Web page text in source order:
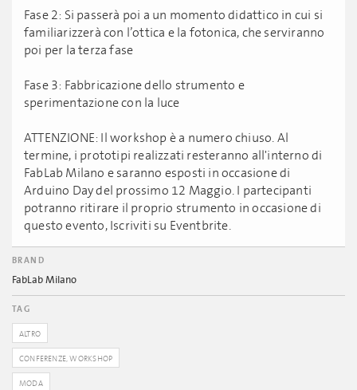
Fase 2: Si passerà poi a un momento didattico in cui si
familiarizzerà con l’ottica e la fotonica, che serviranno
poi per la terza fase
Fase 3: Fabbricazione dello strumento e
sperimentazione con la luce
ATTENZIONE: Il workshop è a numero chiuso. Al
termine, i prototipi realizzati resteranno all'interno di
FabLab Milano e saranno esposti in occasione di
Arduino Day del prossimo 12 Maggio. I partecipanti
potranno ritirare il proprio strumento in occasione di
questo evento, Iscriviti su Eventbrite.
BRAND
FabLab Milano
TAG
ALTRO
CONFERENZE, WORKSHOP
MODA